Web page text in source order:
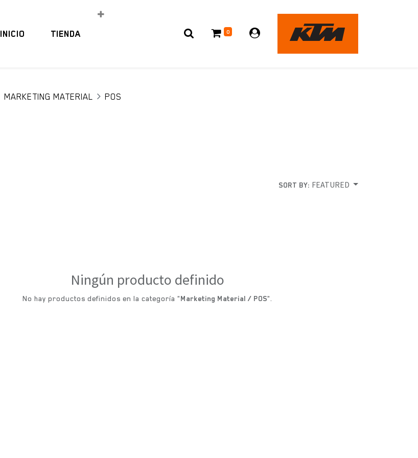
INICIO TIENDA 0
MARKETING MATERIAL POS
SORT BY: FEATURED
Ningún producto definido
No hay productos definidos en la categoría "Marketing Material / POS".